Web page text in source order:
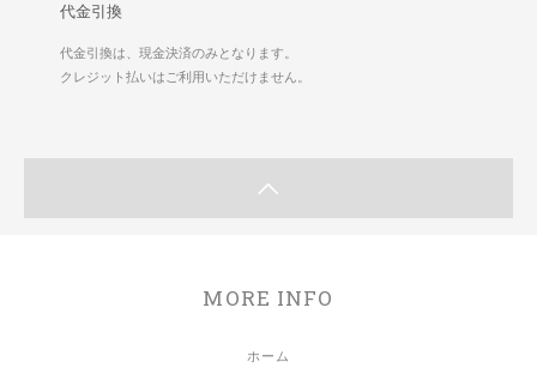
代金引換
代金引換は、現金決済のみとなります。
クレジット払いはご利用いただけません。
MORE INFO
ホーム